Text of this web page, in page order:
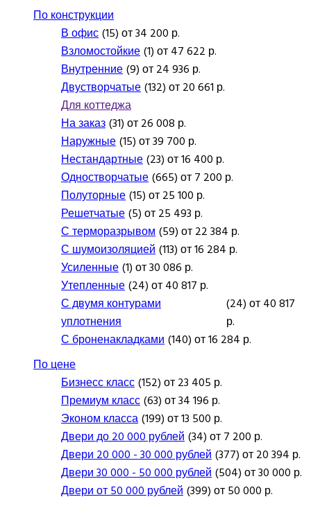
По конструкции
В офис(15) от 34 200 р.
Взломостойкие(1) от 47 622 р.
Внутренние(9) от 24 936 р.
Двустворчатые(132) от 20 661 р.
Для коттеджа
На заказ(31) от 26 008 р.
Наружные(15) от 39 700 р.
Нестандартные(23) от 16 400 р.
Одностворчатые(665) от 7 200 р.
Полуторные(15) от 25 100 р.
Решетчатые(5) от 25 493 р.
С терморазрывом(59) от 22 384 р.
С шумоизоляцией(113) от 16 284 р.
Усиленные(1) от 30 086 р.
Утепленные(24) от 40 817 р.
С двумя контурами
уплотнения
(24) от 40 817
р.
С броненакладками(140) от 16 284 р.
По цене
Бизнесс класс(152) от 23 405 р.
Премиум класс(63) от 34 196 р.
Эконом класса(199) от 13 500 р.
Двери до 20 000 рублей(34) от 7 200 р.
Двери 20 000 - 30 000 рублей(377) от 20 394 р.
Двери 30 000 - 50 000 рублей(504) от 30 000 р.
Двери от 50 000 рублей(399) от 50 000 р.